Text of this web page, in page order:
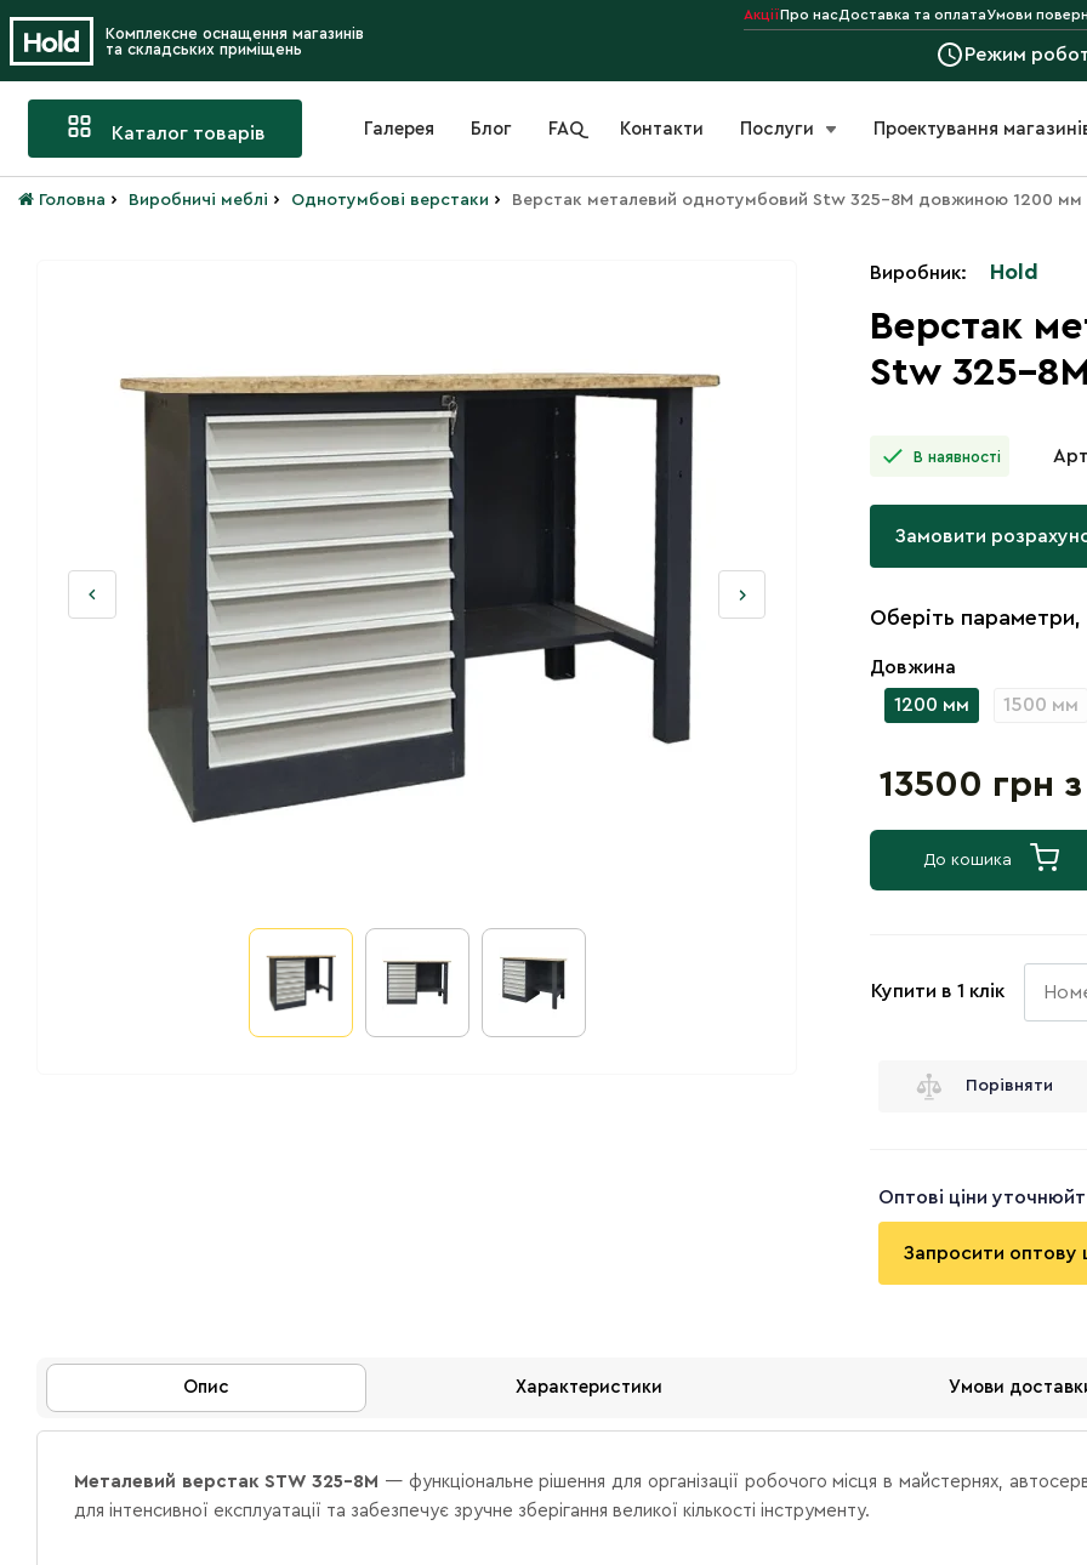
Комплексне оснащення магазинів
та складських приміщень
АкціїПро насДоставка та оплатаУмови
Режим
Каталог товарів Галерея Блог FAQ Контакти Послуги Проектування
Головна › Виробничі меблі › Однотумбові верстаки › Верстак металевий однотумбовий Stw 325-8M довжиною 1200 мм
Виробник: Hold
Верстак
Stw 325-
В наявності
Замовити
Оберіть
Довжина
1200 мм
1500 мм
13500 грн
До кошика
Купити в 1 клік
Порівняти
Оптові ціни
Запросити оптову
Опис Характеристики Умови
Металевий верстак STW 325-8M — функціональне рішення для організації робочого місця в майстернях,
для інтенсивної експлуатації та забезпечує зручне зберігання великої кількості інструменту.